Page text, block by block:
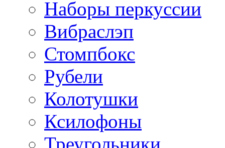
Наборы перкуссии
Вибраслэп
Стомпбокс
Рубели
Колотушки
Ксилофоны